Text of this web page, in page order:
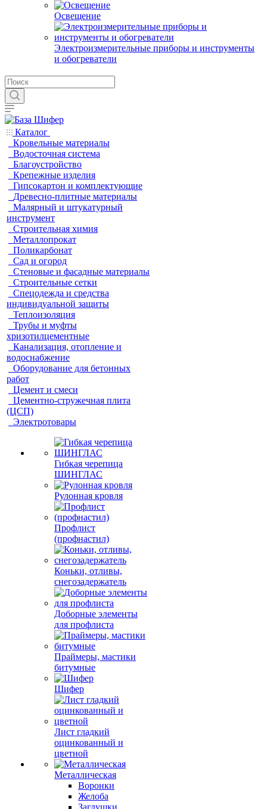
Освещение
Электроизмерительные приборы и инструменты
и обогреватели
Каталог
Кровельные материалы
Водосточная система
Благоустройство
Крепежные изделия
Гипсокартон и комплектующие
Древесно-плитные материалы
Малярный и штукатурный
инструмент
Строительная химия
Металлопрокат
Поликарбонат
Сад и огород
Стеновые и фасадные материалы
Строительные сетки
Спецодежда и средства
индивидуальной защиты
Теплоизоляция
Трубы и муфты
хризотилцементные
Канализация, отопление и
водоснабжение
Оборудование для бетонных
работ
Цемент и смеси
Цементно-стружечная плита
(ЦСП)
Электротовары
Гибкая черепица
ШИНГЛАС
Рулонная кровля
Профлист
(профнастил)
Коньки, отливы,
снегозадержатель
Доборные элементы
для профлиста
Праймеры, мастики
битумные
Шифер
Лист гладкий
оцинкованный и
цветной
Металлическая
Воронки
Желоба
Заглушки